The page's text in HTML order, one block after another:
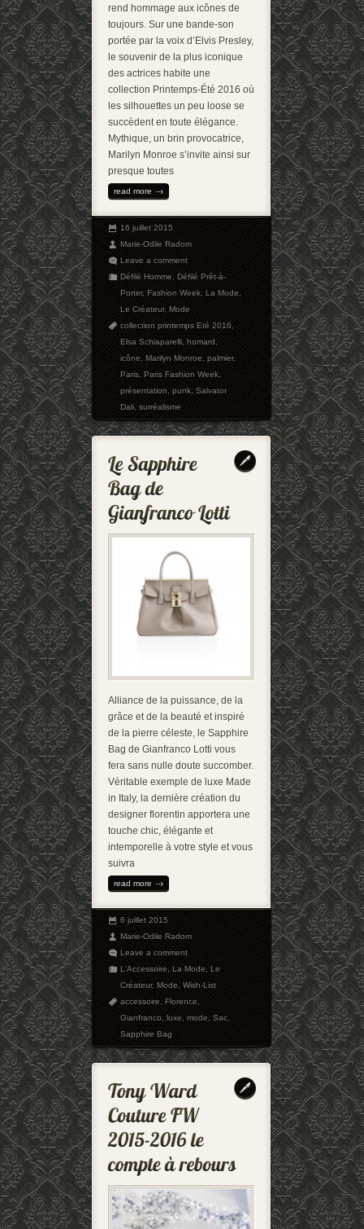
rend hommage aux icônes de
toujours. Sur une bande-son
portée par la voix d’Elvis Presley,
le souvenir de la plus iconique
des actrices habite une
collection Printemps-Été 2016 où
les silhouettes un peu loose se
succèdent en toute élégance.
Mythique, un brin provocatrice,
Marilyn Monroe s’invite ainsi sur
presque toutes
read more
16 juillet 2015
Marie-Odile Radom
Leave a comment
Défilé Homme,Défilé Prêt-à-
Porter,Fashion Week,La Mode,
Le Créateur,Mode
collection printemps Eté 2016,
Elsa Schiaparelli,homard,
icône,Marilyn Monroe,palmier,
Paris,Paris Fashion Week,
présentation,punk,Salvator
Dali,surréalisme
Alliance de la puissance, de la
grâce et de la beauté et inspiré
de la pierre céleste, le Sapphire
Bag de Gianfranco Lotti vous
fera sans nulle doute succomber.
Véritable exemple de luxe Made
in Italy, la dernière création du
designer florentin apportera une
touche chic, élégante et
intemporelle à votre style et vous
suivra
read more
6 juillet 2015
Marie-Odile Radom
Leave a comment
L'Accessoire,La Mode,Le
Créateur,Mode,Wish-List
accessoire,Florence,
Gianfranco,luxe,mode,Sac,
Sapphire Bag